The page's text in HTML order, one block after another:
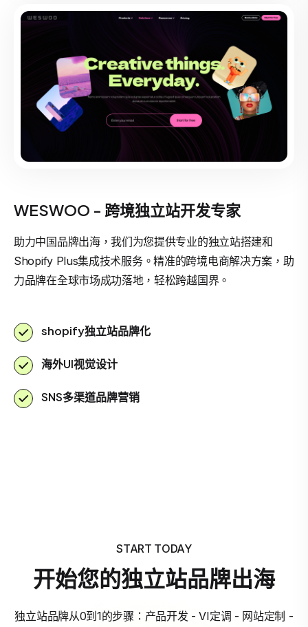
WESWOO - 跨境独立站开发专家
助力中国品牌出海，我们为您提供专业的独立站搭建和
Shopify Plus集成技术服务。精准的跨境电商解决方案，助
力品牌在全球市场成功落地，轻松跨越国界。
shopify独立站品牌化
海外UI视觉设计
SNS多渠道品牌营销
START TODAY
开始您的独立站品牌出海
独立站品牌从0到1的步骤：产品开发 - VI定调 - 网站定制 -